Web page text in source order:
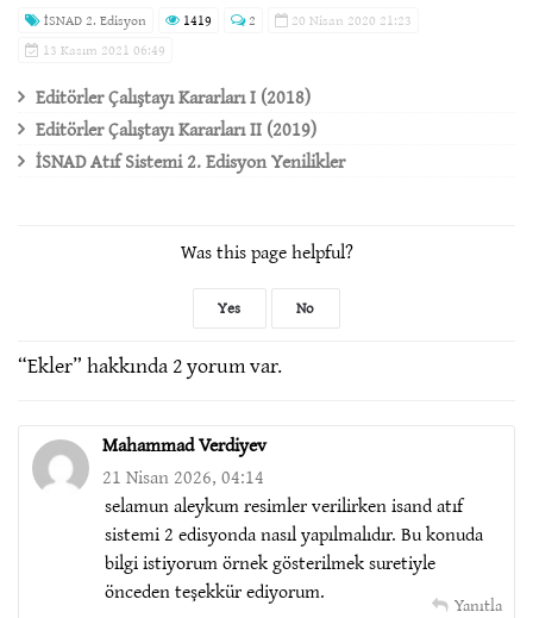
İSNAD 2. Edisyon 1419 2
20 Nisan 2020 21:23
13 Kasım 2021 06:49
Editörler Çalıştayı Kararları I (2018)
Editörler Çalıştayı Kararları II (2019)
İSNAD Atıf Sistemi 2. Edisyon Yenilikler
Was this page helpful?
Yes No
“Ekler” hakkında 2 yorum var.
Mahammad Verdiyev
21 Nisan 2026, 04:14
selamun aleykum resimler verilirken isand atıf
sistemi 2 edisyonda nasıl yapılmalıdır. Bu konuda
bilgi istiyorum örnek gösterilmek suretiyle
önceden teşekkür ediyorum.
Yanıtla